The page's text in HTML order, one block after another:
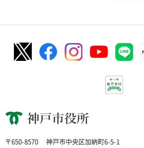
神戸市役所
〒650-8570 神戸市中央区加納町6-5-1